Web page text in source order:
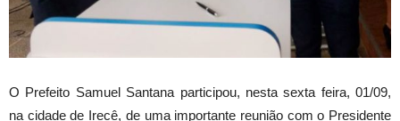
O Prefeito Samuel Santana participou, nesta sexta feira, 01/09,
na cidade de Irecê, de uma importante reunião com o Presidente